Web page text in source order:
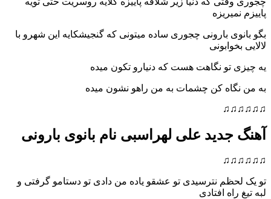
پاییزم نمیریزه
بگو بانوی بارونی چجوری ساده میتونی که گنجیشکایه این شهرو با
لالایی بخوابونی
یه چیزی تو نگاهت هست که دنیارو تکون میده
به من نگاه کن چشمات به من راهو نشون میده
♫♫♫♫♫♫
آهنگ جدید علی لهراسبی نام بانوی بارونی
♫♫♫♫♫♫
تو یک لحظم نترسیدی تو عشقو یاده من دادی تو دستامو گرفتی و
لبه تیغ راه افتادی